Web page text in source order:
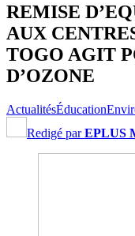
REMISE
AUX
TOGO AGIT
D’OZONE
ActualitésÉducation
Redigé parEPLUS